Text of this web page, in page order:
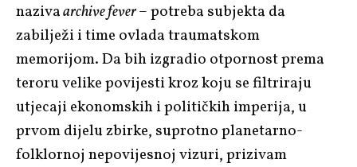
nazivaarchive fever– potreba subjekta da
zabilježi i time ovlada traumatskom
memorijom. Da bih izgradio otpornost prema
teroru velike povijesti kroz koju se filtriraju
utjecaji ekonomskih i političkih imperija, u
prvom dijelu zbirke, suprotno planetarno-
folklornoj nepovijesnoj vizuri, prizivam